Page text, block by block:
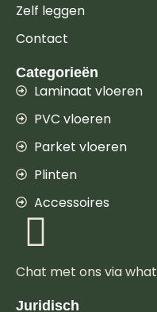
Zelf leggen
Contact
Categorieën
Laminaat vloeren
PVC vloeren
Parket vloeren
Plinten
Accessoires
Chat met ons via
Juridisch